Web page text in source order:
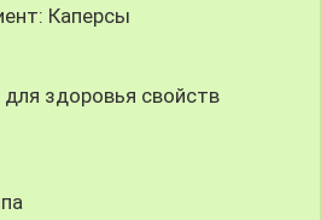
Каперсы
здоровья свойств